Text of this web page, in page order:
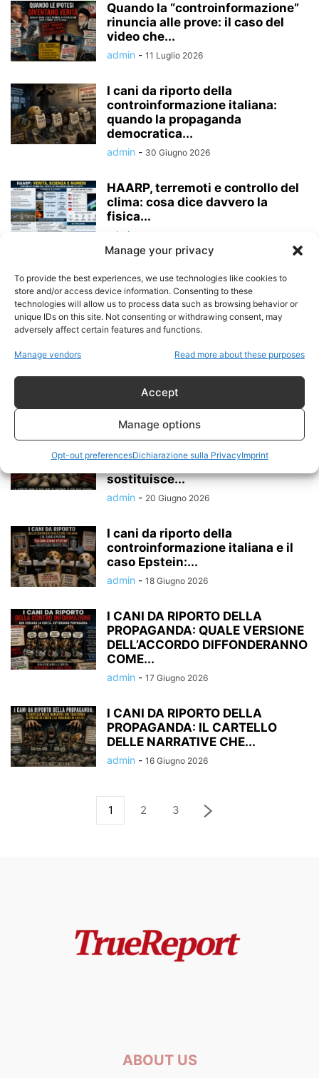
Manage your privacy
To provide the best experiences, we use technologies like cookies to
store and/or access device information. Consenting to these
technologies will allow us to process data such as browsing behavior or
unique IDs on this site. Not consenting or withdrawing consent, may
adversely affect certain features and functions.
Manage vendors Read more about these purposes
Accept
Manage options
Opt-out preferencesDichiarazione sulla PrivacyImprint
Quando la “controinformazione”
rinuncia alle prove: il caso del
video che...
admin - 11 Luglio 2026
I cani da riporto della
controinformazione italiana:
quando la propaganda
democratica...
admin - 30 Giugno 2026
HAARP, terremoti e controllo del
clima: cosa dice davvero la
fisica...
admin
business: la propaganda del
“governo segreto” costruita per...
admin - 23 Giugno 2026
I cani da riporto della
- 20 Giugno 2026
I cani da riporto della
controinformazione italiana:
quando la propaganda
sostituisce...
admin - 20 Giugno 2026
I cani da riporto della
controinformazione italiana e il
caso Epstein:...
admin - 18 Giugno 2026
I CANI DA RIPORTO DELLA
PROPAGANDA: QUALE VERSIONE
DELL’ACCORDO DIFFONDERANNO
COME...
admin - 17 Giugno 2026
I CANI DA RIPORTO DELLA
PROPAGANDA: IL CARTELLO
DELLE NARRATIVE CHE...
admin - 16 Giugno 2026
1 2 3
ABOUT US